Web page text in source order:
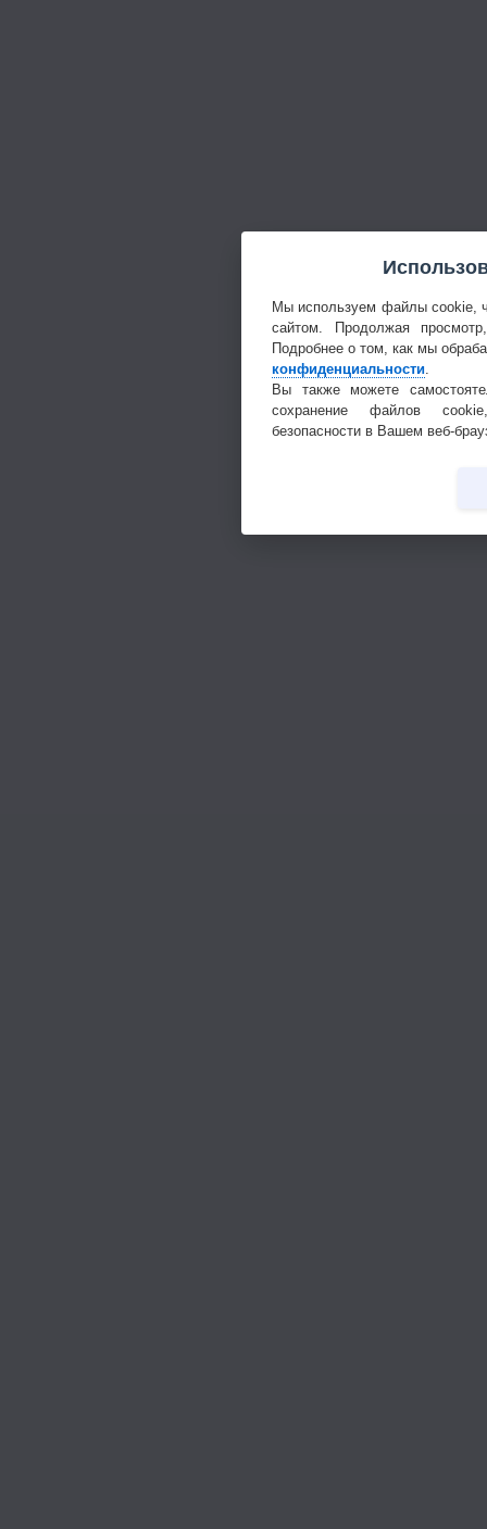
Мы используем файлы cookie,
сайтом. Продолжая
Подробнее о том, как мы
конфиденциальности
Вы также можете
сохранение файлов
безопасности в Вашем веб-